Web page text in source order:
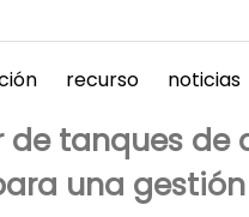
recurso noticias
de tanques
una